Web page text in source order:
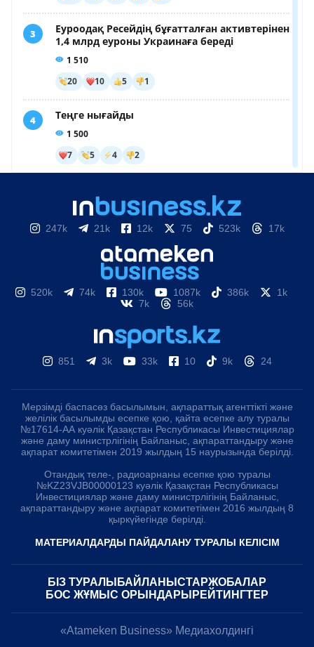
247k 21k 12k 75 523k 17k
520k 74k 130k 1087k 386k
1k
7k
56k
851 3k 33k 10 9k 24
Мерзімді баспасөз басылымын, ақпараттық агенттікті және
желілік басылымды есепке қою, қайта есепке алу туралы
№17614-АА куәлік Қазақстан Республикасы Инвестициялар
және даму министрлігінің Байланыс, ақпараттандыру және
ақпарат комитетімен 2019 жылдың 15 наурызында берілді.
Отандық теле-, радиоарнаны есепке қою туралы
№KZ23VJB00000123 куәлік Қазақстан Республикасы
Инвестициялар және даму министрлігінің Байланыс,
ақпараттандыру және ақпарат комитетімен 2016 жылдың 8
қыркүйегінде берілді.
МАТЕРИАЛДАРДЫ ПАЙДАЛАНУ ТУРАЛЫ КЕЛІСІМ
БІЗ ТУРАЛЫ БАЙЛАНЫСТАРЖОБАЛАР
БОС ЖҰМЫС ОРЫНДАРЫ РЕЙТИНГТЕР
«Atameken Business» Медиахолдингі